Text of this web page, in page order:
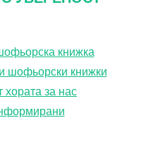
книжка
шофьорски книжки
хората за нас